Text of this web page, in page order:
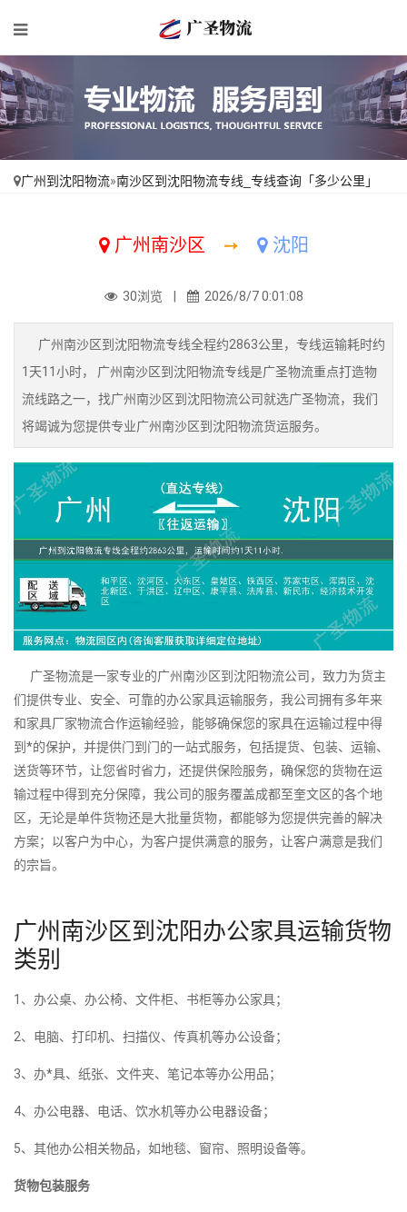
广州到沈阳物流»南沙区到沈阳物流专线_专线查询「多少公里」
广州南沙区 ➙ 沈阳
30浏览 | 2026/8/7 0:01:08
广州南沙区到沈阳物流专线全程约2863公里，专线运输耗时约
1天11小时， 广州南沙区到沈阳物流专线是广圣物流重点打造物
流线路之一，找广州南沙区到沈阳物流公司就选广圣物流，我们
将竭诚为您提供专业广州南沙区到沈阳物流货运服务。
广圣物流是一家专业的广州南沙区到沈阳物流公司，致力为货主
们提供专业、安全、可靠的办公家具运输服务，我公司拥有多年来
和家具厂家物流合作运输经验，能够确保您的家具在运输过程中得
到*的保护，并提供门到门的一站式服务，包括提货、包装、运输、
送货等环节，让您省时省力，还提供保险服务，确保您的货物在运
输过程中得到充分保障，我公司的服务覆盖成都至奎文区的各个地
区，无论是单件货物还是大批量货物，都能够为您提供完善的解决
方案；以客户为中心，为客户提供满意的服务，让客户满意是我们
的宗旨。
广州南沙区到沈阳办公家具运输货物
类别
1、办公桌、办公椅、文件柜、书柜等办公家具；
2、电脑、打印机、扫描仪、传真机等办公设备；
3、办*具、纸张、文件夹、笔记本等办公用品；
4、办公电器、电话、饮水机等办公电器设备；
5、其他办公相关物品，如地毯、窗帘、照明设备等。
货物包装服务